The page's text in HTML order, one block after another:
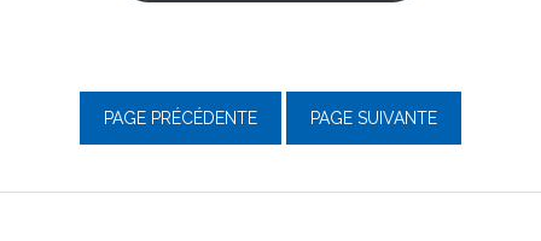
PAGE PRÉCÉDENTE PAGE SUIVANTE